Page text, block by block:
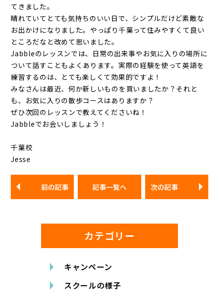
てきました。
晴れていてとても気持ちのいい日で、シンプルだけど素敵な
お出かけになりました。やっぱり千葉って住みやすくて良い
ところだなと改めて思いました。
Jabbleのレッスンでは、日常の出来事やお気に入りの場所に
ついて話すこともよくあります。実際の経験を使って英語を
練習するのは、とても楽しくて効果的ですよ！
みなさんは最近、何か新しいものを買いましたか？それと
も、お気に入りの散歩コースはありますか？
ぜひ次回のレッスンで教えてくださいね！
Jabbleでお会いしましょう！
千葉校
Jesse
前の記事 記事一覧へ 次の記事
カテゴリー
キャンペーン
スクールの様子